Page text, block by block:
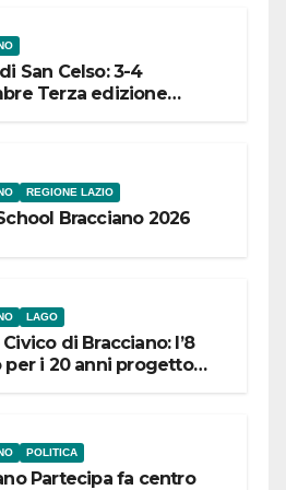
San Celso: 3-4
Terza edizione
REGIONE LAZIO
Bracciano 2026
LAGO
di Bracciano: l’8
per i 20 anni progetto
POLITICA
Partecipa fa centro